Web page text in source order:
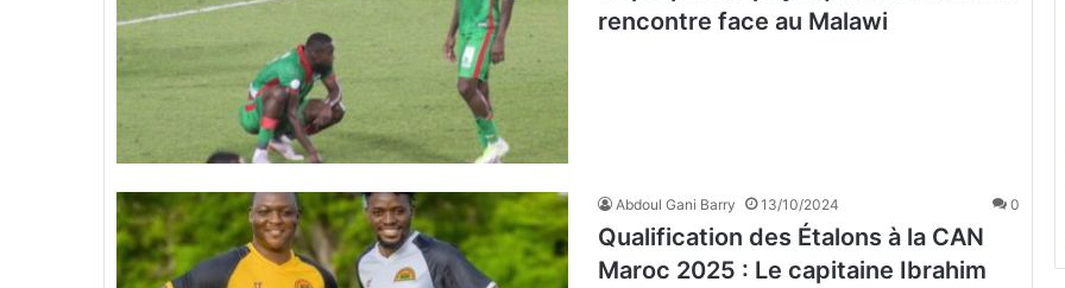
rencontre face au Malawi
Abdoul Gani Barry 13/10/2024 0
Qualification des Étalons à la CAN
Maroc 2025 : Le capitaine Ibrahim